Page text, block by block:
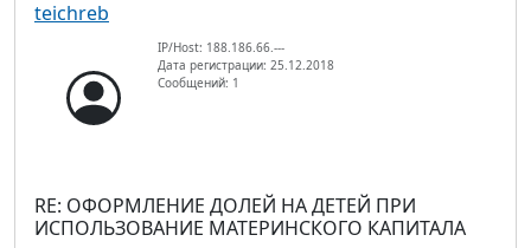
teichreb
IP/Host: 188.186.66.---
Дата регистрации: 25.12.2018
Сообщений: 1
RE: ОФОРМЛЕНИЕ ДОЛЕЙ НА ДЕТЕЙ ПРИ
ИСПОЛЬЗОВАНИЕ МАТЕРИНСКОГО КАПИТАЛА